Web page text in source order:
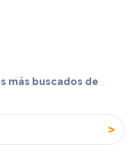
más buscados de
>